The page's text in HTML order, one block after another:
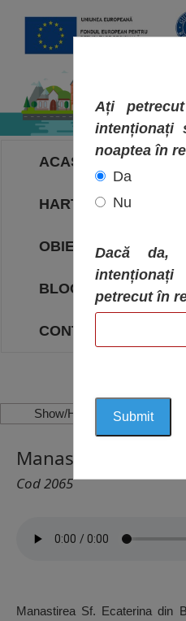
ACASA
HARTA
OBIECTIVE
BLOG
CONTACT
Show/Hide Left Side
Manastirea “Sf.
Cod 2065
Manastirea Sf. Ecaterina din
Ați
intenționați
noaptea în
Da
Nu
Dacă da,
petrecut în